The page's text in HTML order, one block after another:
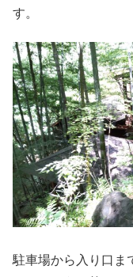
す。
駐車場から入り口ま